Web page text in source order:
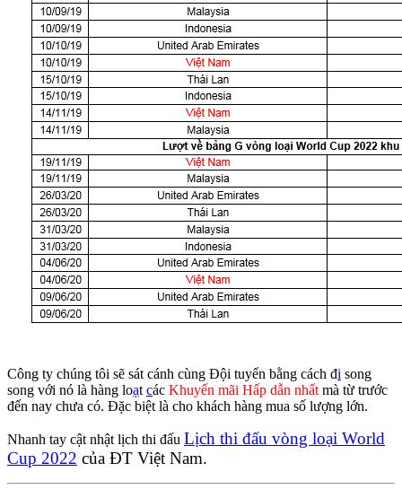
Công ty chúng tôi sẽ sát cánh cùng Đội tuyển bằng cách đi song
song với nó là hàng loạt các Khuyến mãi Hấp dẫn nhất mà từ trước
đến nay chưa có. Đặc biệt là cho khách hàng mua số lượng lớn.
Nhanh tay cật nhật lịch thi đấu Lịch thi đấu vòng loại World
Cup 2022 của ĐT Việt Nam.